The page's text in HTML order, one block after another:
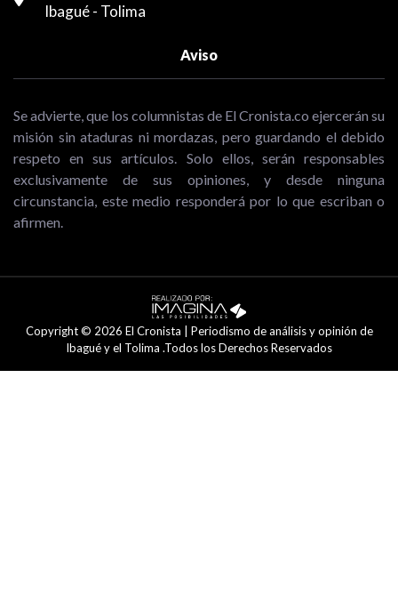
Ibagué - Tolima
Aviso
Se advierte, que los columnistas de El Cronista.co ejercerán su
misión sin ataduras ni mordazas, pero guardando el debido
respeto en sus artículos. Solo ellos, serán responsables
exclusivamente de sus opiniones, y desde ninguna
circunstancia, este medio responderá por lo que escriban o
afirmen.
Copyright © 2026 El Cronista | Periodismo de análisis y opinión de
Ibagué y el Tolima .Todos los Derechos Reservados